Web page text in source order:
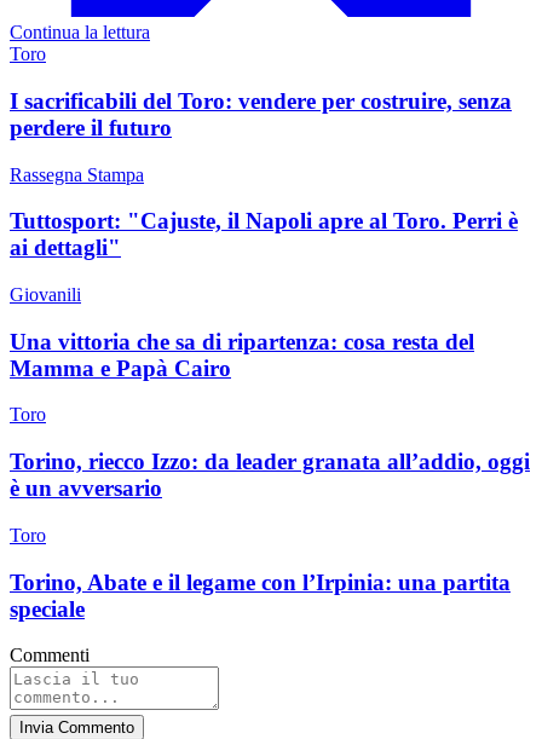
Continua la lettura
Toro
I sacrificabili del Toro: vendere per costruire, senza
perdere il futuro
Rassegna Stampa
Tuttosport: "Cajuste, il Napoli apre al Toro. Perri è
ai dettagli"
Giovanili
Una vittoria che sa di ripartenza: cosa resta del
Mamma e Papà Cairo
Toro
Torino, riecco Izzo: da leader granata all’addio, oggi
è un avversario
Toro
Torino, Abate e il legame con l’Irpinia: una partita
speciale
Commenti
Invia Commento